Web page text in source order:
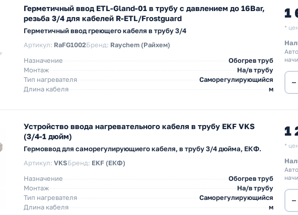
Герметичный ввод ETL-Gland-01 в трубу с давлением до 16Bar,
резьба 3/4 для кабелей R-ETL/Frostguard
Герметичный ввод греющего кабеля в трубу 3/4
Артикул: RaFG1002Бренд: Raychem (Райхем)
Назначение
Обогрев труб
Монтаж
На/в трубу
Тип нагревателя
Саморегулирующийся
Длина кабеля
м
1
*
−
Устройство ввода нагревательного кабеля в трубу EKF VKS
(3/4-1 дюйм)
Гермоввод для саморегулирующиего кабеля, в трубу 3/4 дюйма, ЕКФ.
Артикул: VKSБренд: EKF (ЕКФ)
Назначение
Обогрев труб
Монтаж
На/в трубу
Тип нагревателя
Саморегулирующийся
Длина кабеля
м
1
*
−